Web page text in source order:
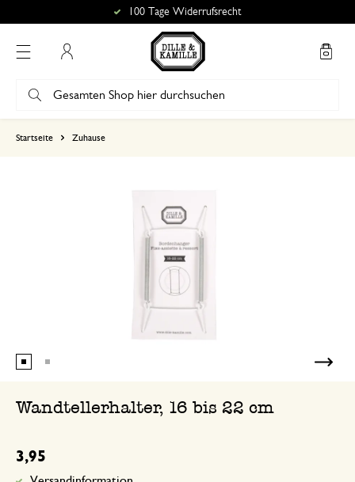
100 Tage Widerrufsrecht
Startseite Zuhause
Wandtellerhalter, 16 bis 22 cm
3,95